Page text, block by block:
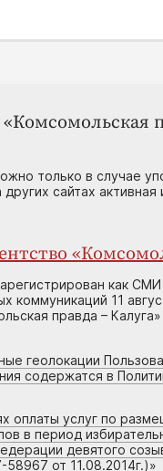
только в случае
сайтах
как
коммуникаций 11
правда – Калуга»
геолокации
содержатся в
оплаты услуг по
в период
девятого
от 11.08.2014г.)»